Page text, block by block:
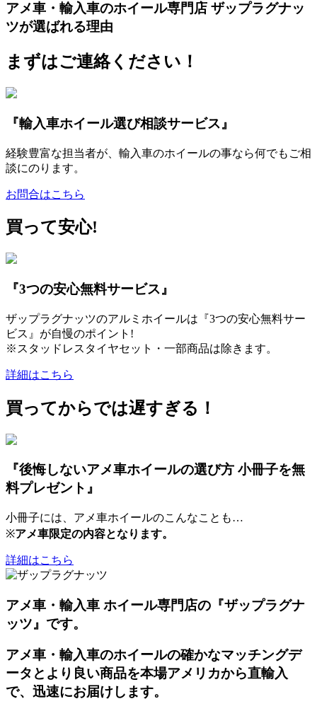
アメ車・輸入車のホイール専門店 ザップラグナッ
ツが選ばれる理由
まずはご連絡ください！
『輸入車ホイール選び相談サービス』
経験豊富な担当者が、輸入車のホイールの事なら何でもご相
談にのります。
お問合はこちら
買って安心!
『3つの安心無料サービス』
ザップラグナッツのアルミホイールは『3つの安心無料サー
ビス』が自慢のポイント!
※スタッドレスタイヤセット・一部商品は除きます。
詳細はこちら
買ってからでは遅すぎる！
『後悔しないアメ車ホイールの選び方 小冊子を無
料プレゼント』
小冊子には、アメ車ホイールのこんなことも…
※アメ車限定の内容となります。
詳細はこちら
アメ車・輸入車 ホイール専門店の『ザップラグナ
ッツ』です。
アメ車・輸入車のホイールの確かなマッチングデ
ータとより良い商品を本場アメリカから直輸入
で、迅速にお届けします。